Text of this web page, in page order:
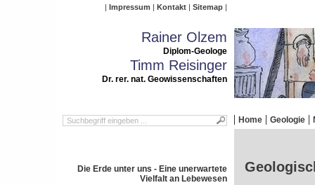
Impressum Kontakt Sitemap
Rainer Olzem
Diplom-Geologe
Timm Reisinger
Dr. rer. nat. Geowissenschaften
Home Geologie
Die Erde unter uns - Eine unerwartete
Vielfalt an Lebewesen